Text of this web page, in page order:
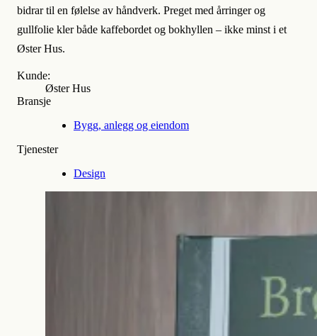
bidrar til en følelse av håndverk. Preget med årringer og
gullfolie kler både kaffebordet og bokhyllen – ikke minst i et
Øster Hus.
Kunde:
Øster Hus
Bransje
Bygg, anlegg og eiendom
Tjenester
Design